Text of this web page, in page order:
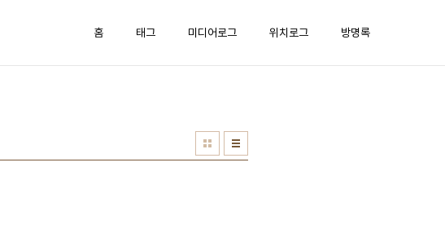
홈 태그 미디어로그 위치로그 방명록